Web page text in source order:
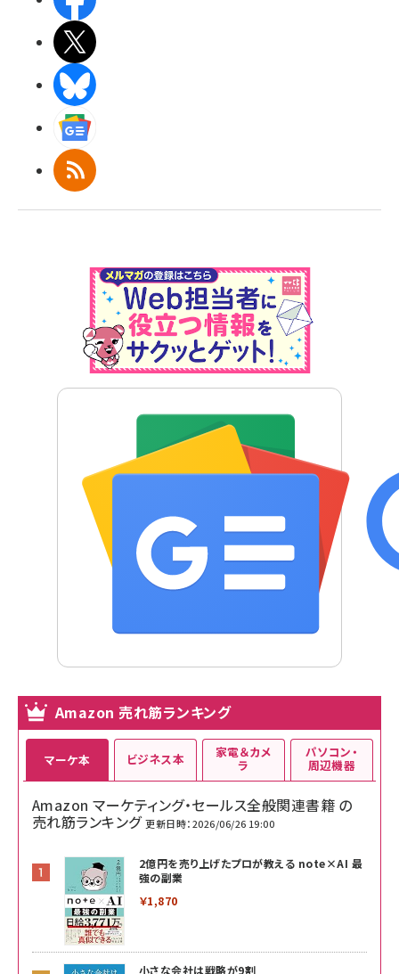
RSS
Amazon 売れ筋ランキング
マーケ本
Amazon マーケティング・セールス全般関連書籍 の
売れ筋ランキング 更新日時：2026/06/26 19:00
2億円を売り上げたプロが教える note×AI 最
強の副業
￥1,870
小さな会社は戦略が9割
ビジネス本 家電＆カメ
ラ
パソコン・
周辺機器